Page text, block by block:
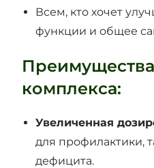
Всем, кто хочет
функции и общее
комплекса:
Увеличенная
для профилактики,
дефицита.